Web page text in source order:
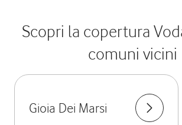
Scopri la copertura
comuni vicini
Gioia Dei Marsi